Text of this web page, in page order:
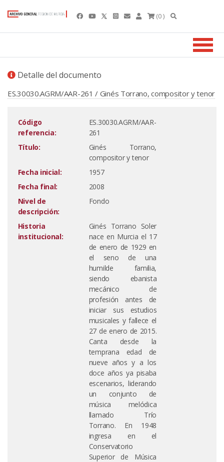
(0 )
Detalle del documento
ES.30030.AGRM/AAR-261 / Ginés Torrano, compositor y tenor
Código
referencia:
ES.30030.AGRM/AAR-
261
Título:
Ginés Torrano,
compositor y tenor
Fecha inicial:
1957
Fecha final:
2008
Nivel de
descripción:
Fondo
Historia
institucional:
Ginés Torrano Soler
nace en Murcia el 17
de enero de 1929 en
el seno de una
humilde familia,
siendo ebanista
mecánico de
profesión antes de
iniciar sus estudios
musicales y fallece el
27 de enero de 2015.
Canta desde la
temprana edad de
nueve años y a los
doce años ya pisaba
escenarios, liderando
un conjunto de
música melódica
llamado Trío
Torrano. En 1948
ingresa en el
Conservatorio
Superior de Música